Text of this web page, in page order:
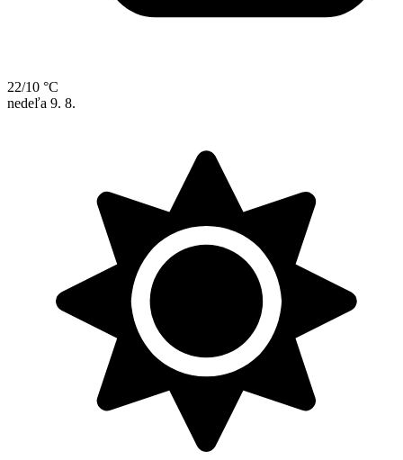
22/10 °C
nedeľa 9. 8.